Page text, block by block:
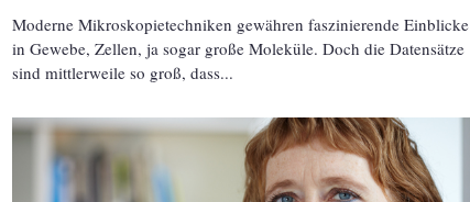
Moderne Mikroskopietechniken gewähren faszinierende Einblicke
in Gewebe, Zellen, ja sogar große Moleküle. Doch die Datensätze
sind mittlerweile so groß, dass